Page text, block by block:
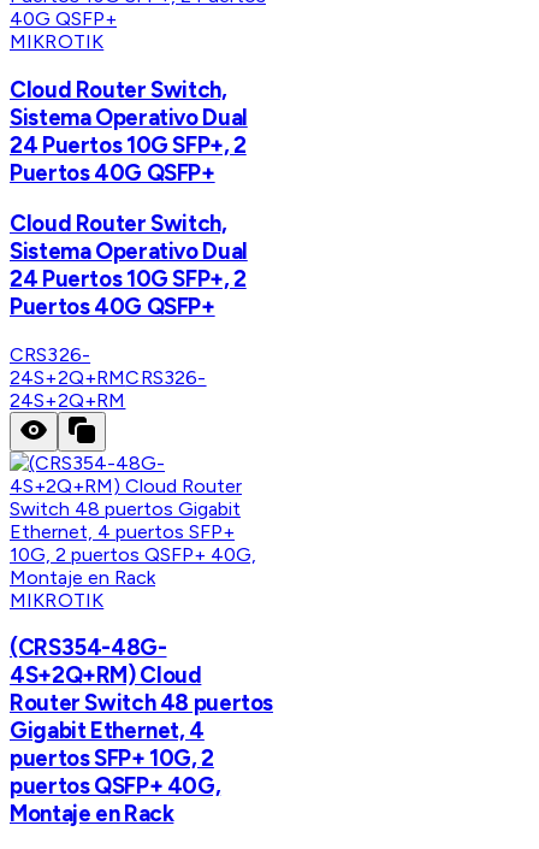
MIKROTIK
Cloud Router Switch,
Sistema Operativo Dual
24 Puertos 10G SFP+, 2
Puertos 40G QSFP+
Cloud Router Switch,
Sistema Operativo Dual
24 Puertos 10G SFP+, 2
Puertos 40G QSFP+
CRS326-
24S+2Q+RMCRS326-
24S+2Q+RM
MIKROTIK
(CRS354-48G-
4S+2Q+RM) Cloud
Router Switch 48 puertos
Gigabit Ethernet, 4
puertos SFP+ 10G, 2
puertos QSFP+ 40G,
Montaje en Rack